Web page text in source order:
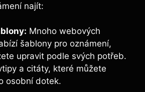
najít:
Mnoho webových
šablony pro oznámení,
upravit podle svých potřeb.
a citáty, které můžete
osobní dotek.